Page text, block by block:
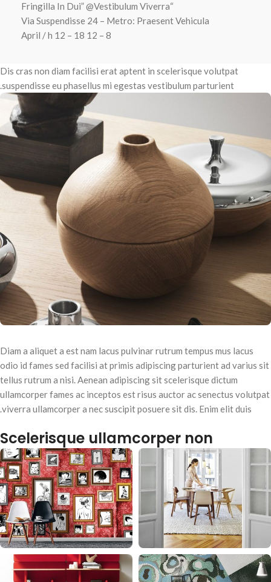
“Fringilla In Dui” @Vestibulum Viverra
Via Suspendisse 24 – Metro: Praesent Vehicula
8 – 12 April / h 12 – 18
Dis cras non diam facilisi erat aptent in scelerisque volutpat
suspendisse eu phasellus mi egestas vestibulum parturient.
Diam a aliquet a est nam lacus pulvinar rutrum tempus mus lacus
odio id fames sed facilisi at primis adipiscing parturient ad varius sit
tellus rutrum a nisi. Aenean adipiscing sit scelerisque dictum
ullamcorper fames ac inceptos est risus auctor ac senectus volutpat
viverra ullamcorper a nec suscipit posuere sit dis. Enim elit duis.
Scelerisque ullamcorper non